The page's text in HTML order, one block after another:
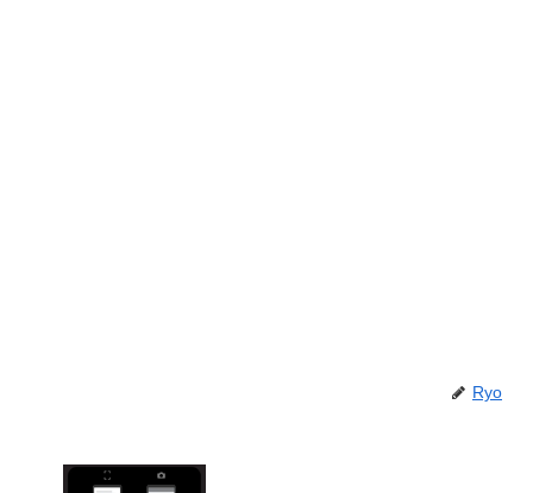
Ryo